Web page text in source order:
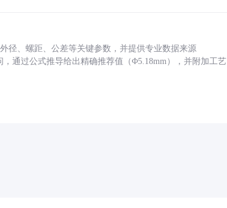
径、螺距、公差等关键参数，并提供专业数据来源
，通过公式推导给出精确推荐值（Φ5.18mm），并附加工艺